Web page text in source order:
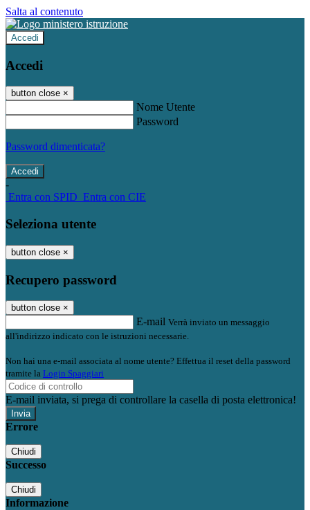
Salta al contenuto
Accedi
Accedi
button close ×
Nome Utente
Password
Password dimenticata?
-
Entra con SPID Entra con CIE
Seleziona utente
button close ×
Recupero password
button close ×
E-mail Verrà inviato un messaggio
all'indirizzo indicato con le istruzioni necessarie.
Non hai una e-mail associata al nome utente? Effettua il reset della password
tramite la Login Spaggiari
E-mail inviata, si prega di controllare la casella di posta elettronica!
Errore
Chiudi
Successo
Chiudi
Informazione